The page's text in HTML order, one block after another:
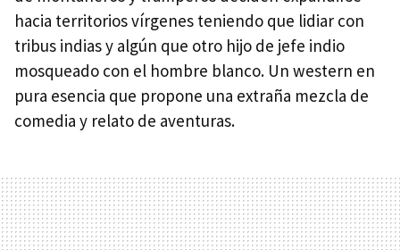
hacia territorios vírgenes teniendo que lidiar con
tribus indias y algún que otro hijo de jefe indio
mosqueado con el hombre blanco. Un western en
pura esencia que propone una extraña mezcla de
comedia y relato de aventuras.